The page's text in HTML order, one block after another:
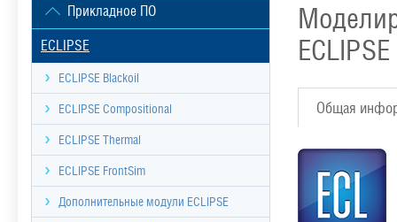
Прикладное ПО
ECLIPSE
ECLIPSE Blackoil
ECLIPSE Compositional
ECLIPSE Thermal
ECLIPSE FrontSim
Дополнительные модули ECLIPSE
ECLIPSE
Общая